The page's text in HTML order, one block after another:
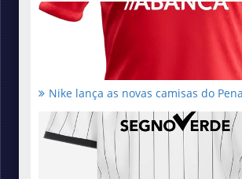
Nike lança as novas camisas do